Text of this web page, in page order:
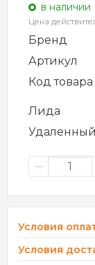
в наличии
Цена
Бренд
Артикул
Код товара
Лида
Удаленный
–
Условия
Условия